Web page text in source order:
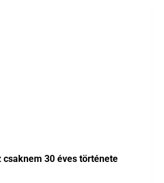
csaknem 30 éves története